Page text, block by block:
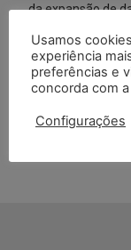
da expansão de
TSE reforça que
invioláveis após
STF inicia
dos jogos de
Usamos
experiência
preferências e
concorda com
Configurações